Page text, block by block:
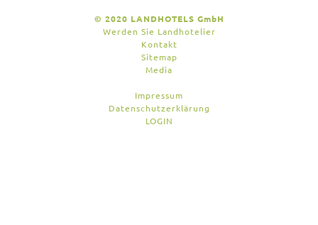
© 2020 LANDHOTELS GmbH
Werden Sie Landhotelier
Kontakt
Sitemap
Media
Impressum
Datenschutzerklärung
LOGIN